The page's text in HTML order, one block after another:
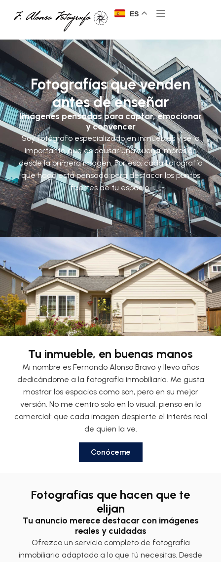
ES
Fotografías que venden
antes de enseñar
Imágenes pensadas para captar, emocionar
y convencer
Soy fotógrafo especializado en inmuebles y sé lo
importante que es causar una buena impresión
desde la primera imagen. Por eso, cada fotografía
que hago está pensada para destacar los puntos
fuertes de tu espacio.
Tu inmueble, en buenas manos
Mi nombre es Fernando Alonso Bravo y llevo años
dedicándome a la fotografía inmobiliaria. Me gusta
mostrar los espacios como son, pero en su mejor
versión. No me centro solo en lo visual, pienso en lo
comercial: que cada imagen despierte el interés real
de quien la ve.
Conóceme
Fotografías que hacen que te
elijan
Tu anuncio merece destacar con imágenes
reales y cuidadas
Ofrezco un servicio completo de fotografía
inmobiliaria adaptado a lo que tú necesitas. Desde